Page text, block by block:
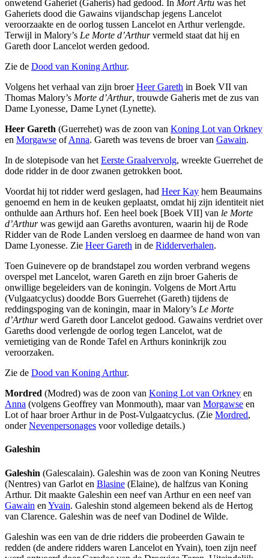
onwetend Gaheriet (Gaheris) had gedood. In Mort Artu was het
Gaheriets dood die Gawains vijandschap jegens Lancelot
veroorzaakte en de oorlog tussen Lancelot en Arthur verlengde.
Terwijl in Malory’s Le Morte d’Arthurvermeld staat dat hij en
Gareth door Lancelot werden gedood.
Zie de Dood van Koning Arthur.
Volgens het verhaal van zijn broerHeer Gareth in Boek VII van
Thomas Malory’s Morte d’Arthur, trouwde Gaheris met de zus van
Dame Lyonesse, Dame Lynet (Lynette).
Heer Gareth (Guerrehet) was de zoon van Koning Lot van Orkney
en Morgawse ofAnna. Gareth was tevens de broer van Gawain.
In de slotepisode van het Eerste Graalvervolg, wreekte Guerrehet de
dode ridder in de door zwanen getrokken boot.
Voordat hij tot ridder werd geslagen, had Heer Kay hem Beaumains
genoemd en hem in de keuken geplaatst, omdat hij zijn identiteit niet
onthulde aan Arthurs hof. Een heel boek [Boek VII] van le Morte
d’Arthurwas gewijd aan Gareths avonturen, waarin hij de Rode
Ridder van de Rode Landen versloeg en daarmee de hand won van
Dame Lyonesse. Zie Heer Gareth in de Ridderverhalen.
Toen Guinevere op de brandstapel zou worden verbrand wegens
overspel met Lancelot, waren Gareth en zijn broer Gaheris de
onwillige begeleiders van de koningin. Volgens de Mort Artu
(Vulgaatcyclus) doodde Bors Guerrehet (Gareth) tijdens de
reddingspoging van de koningin, maar in Malory’s Le Morte
d’Arthurwerd Gareth door Lancelot gedood. Gawains verdriet over
Gareths dood verlengde de oorlog tegen Lancelot, wat de
vernietiging van de Ronde Tafel en Arthurs koninkrijk zou
veroorzaken.
Zie de Dood van Koning Arthur.
Mordred (Modred) was de zoon van Koning Lot van Orkney en
Anna (volgens Geoffrey van Monmouth), maar van Morgawse en
Lot of haar broer Arthur in de Post-Vulgaatcyclus. (Zie Mordred,
onderNevenpersonages voor volledige details.)
Galeshin
Galeshin (Galescalain). Galeshin was de zoon van Koning Neutres
(Nentres) van Garlot en Blasine (Elaine), de halfzus van Koning
Arthur. Dit maakte Galeshin een neef van Arthur en een neef van
Gawain en Yvain. Galeshin stond algemeen bekend als de Hertog
van Clarence. Galeshin was de neef van Dodinel de Wilde.
Galeshin was een van de drie ridders die probeerden Gawain te
redden (de andere ridders waren Lancelot en Yvain), toen zijn neef